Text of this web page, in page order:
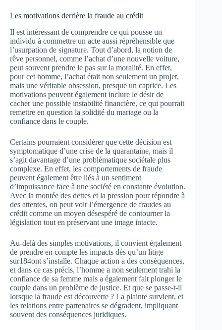
Les motivations derrière la fraude au crédit
Il est intéressant de comprendre ce qui pousse un
individu à commettre un acte aussi répréhensible que
l’usurpation de signature. Tout d’abord, la notion de
rêve personnel, comme l’achat d’une nouvelle voiture,
peut souvent prendre le pas sur la moralité. En effet,
pour cet homme, l’achat était non seulement un projet,
mais une véritable obsession, presque un caprice. Les
motivations peuvent également inclure le désir de
cacher une possible instabilité financière, ce qui pourrait
remettre en question la solidité du mariage ou la
confiance dans le couple.
Certains pourraient considérer que cette décision est
symptomatique d’une crise de la quarantaine, mais il
s’agit davantage d’une problématique sociétale plus
complexe. En effet, les comportements de fraude
peuvent également être liés à un sentiment
d’impuissance face à une société en constante évolution.
Avec la montée des dettes et la pression pour répondre à
des attentes, on peut voir l’émergence de fraudes au
crédit comme un moyen désespéré de contourner la
législation tout en préservant une image intacte.
Au-delà des simples motivations, il convient également
de prendre en compte les impacts dès qu’un litige
sur184ont s’installe. Chaque action a des conséquences,
et dans ce cas précis, l’homme a non seulement trahi la
confiance de sa femme mais a également fait plonger le
couple dans un problème de justice. Et que se passe-t-il
lorsque la fraude est découverte ? La plainte survient, et
les relations entre partenaires se dégradent, impliquant
souvent des conséquences juridiques.